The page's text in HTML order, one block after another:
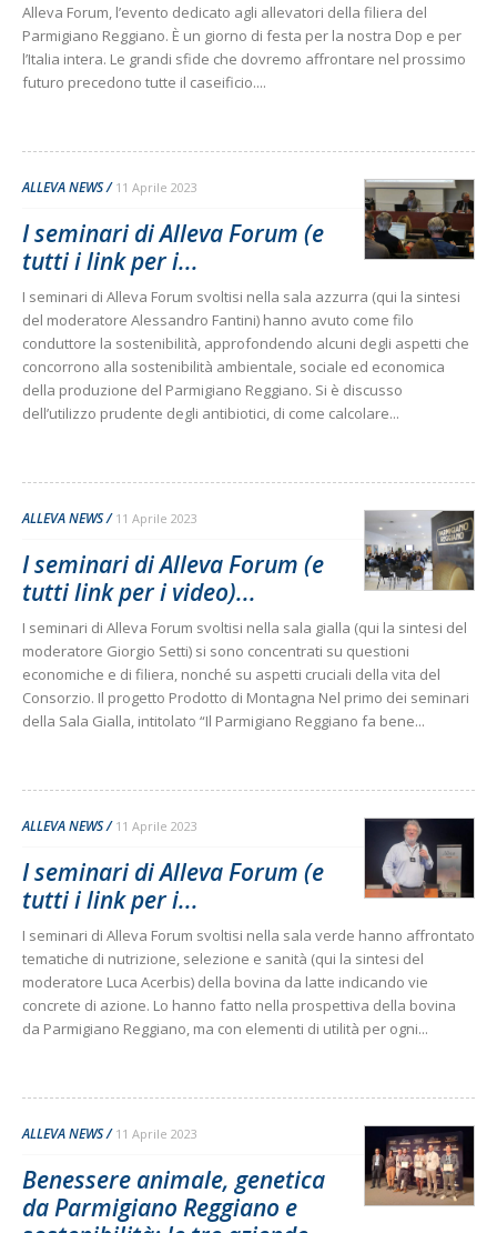
Alleva Forum, l’evento dedicato agli allevatori della filiera del
Parmigiano Reggiano. È un giorno di festa per la nostra Dop e per
l’Italia intera. Le grandi sfide che dovremo affrontare nel prossimo
futuro precedono tutte il caseificio....
ALLEVA NEWS 11 Aprile 2023
I seminari di Alleva Forum (e
tutti i link per i...
I seminari di Alleva Forum svoltisi nella sala azzurra (qui la sintesi
del moderatore Alessandro Fantini) hanno avuto come filo
conduttore la sostenibilità, approfondendo alcuni degli aspetti che
concorrono alla sostenibilità ambientale, sociale ed economica
della produzione del Parmigiano Reggiano. Si è discusso
dell’utilizzo prudente degli antibiotici, di come calcolare...
ALLEVA NEWS 11 Aprile 2023
I seminari di Alleva Forum (e
tutti link per i video)...
I seminari di Alleva Forum svoltisi nella sala gialla (qui la sintesi del
moderatore Giorgio Setti) si sono concentrati su questioni
economiche e di filiera, nonché su aspetti cruciali della vita del
Consorzio. Il progetto Prodotto di Montagna Nel primo dei seminari
della Sala Gialla, intitolato “Il Parmigiano Reggiano fa bene...
ALLEVA NEWS 11 Aprile 2023
I seminari di Alleva Forum (e
tutti i link per i...
I seminari di Alleva Forum svoltisi nella sala verde hanno affrontato
tematiche di nutrizione, selezione e sanità (qui la sintesi del
moderatore Luca Acerbis) della bovina da latte indicando vie
concrete di azione. Lo hanno fatto nella prospettiva della bovina
da Parmigiano Reggiano, ma con elementi di utilità per ogni...
ALLEVA NEWS 11 Aprile 2023
Benessere animale, genetica
da Parmigiano Reggiano e